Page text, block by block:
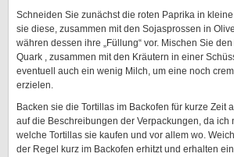
Schneiden Sie zunächst die roten Paprika in
sie diese, zusammen mit den Sojasprossen in
währen dessen ihre „Füllung“ vor. Mischen Sie
Quark , zusammen mit den Kräutern in einer
eventuell auch ein wenig Milch, um eine noch
erzielen.
Backen sie die Tortillas im Backofen für kurze Zeit
auf die Beschreibungen der Verpackungen, da ich
welche Tortillas sie kaufen und vor allem wo.
der Regel kurz im Backofen erhitzt und erhalten